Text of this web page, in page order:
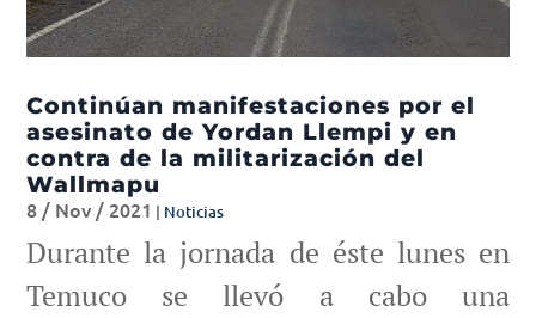
Continúan manifestaciones por el
asesinato de Yordan Llempi y en
contra de la militarización del
Wallmapu
8 / Nov / 2021 | Noticias
Durante la jornada de éste lunes en
Temuco se llevó a cabo una